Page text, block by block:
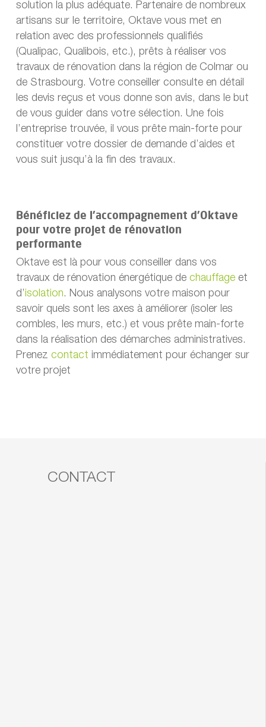
solution la plus adéquate. Partenaire de nombreux
artisans sur le territoire, Oktave vous met en
relation avec des professionnels qualifiés
(Qualipac, Qualibois, etc.), prêts à réaliser vos
travaux de rénovation dans la région de Colmar ou
de Strasbourg. Votre conseiller consulte en détail
les devis reçus et vous donne son avis, dans le but
de vous guider dans votre sélection. Une fois
l’entreprise trouvée, il vous prête main-forte pour
constituer votre dossier de demande d’aides et
vous suit jusqu’à la fin des travaux.
Bénéficiez de l’accompagnement d’Oktave
pour votre projet de rénovation
performante
Oktave est là pour vous conseiller dans vos
travaux de rénovation énergétique de chauffageet
d’isolation. Nous analysons votre maison pour
savoir quels sont les axes à améliorer (isoler les
combles, les murs, etc.) et vous prête main-forte
dans la réalisation des démarches administratives.
Prenez contact immédiatement pour échanger sur
votre projet
CONTACT